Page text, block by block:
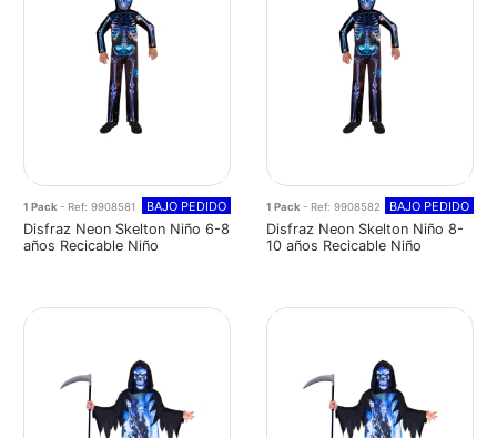
1 Pack - Ref: 9908581 BAJO PEDIDO
Disfraz Neon Skelton Niño 6-8
años Recicable Niño
1 Pack - Ref: 9908582 BAJO PEDIDO
Disfraz Neon Skelton Niño 8-
10 años Recicable Niño